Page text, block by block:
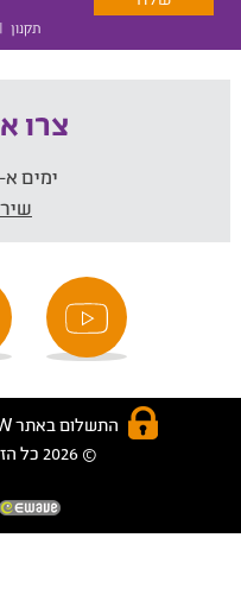
תקנון |
צרו
ימים
התשלום באתר WOW מאובטח בטכנולוגית SSL
© 2026 כל הזכויות שמורות